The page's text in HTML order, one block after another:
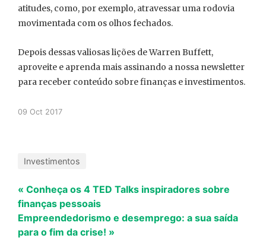
atitudes, como, por exemplo, atravessar uma rodovia
movimentada com os olhos fechados.
Depois dessas valiosas lições de Warren Buffett,
aproveite e aprenda mais assinando a nossa newsletter
para receber conteúdo sobre finanças e investimentos.
09 Oct 2017
Investimentos
« Conheça os 4 TED Talks inspiradores sobre
finanças pessoais
Empreendedorismo e desemprego: a sua saída
para o fim da crise! »